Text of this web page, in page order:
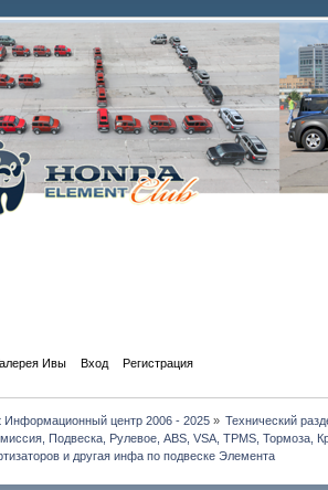
Ивы Вход Регистрация
Информационный центр 2006 - 2025» Технический
Подвеска, Рулевое, ABS, VSA, TPMS, Тормоза,
и другая инфа по подвеске Элемента